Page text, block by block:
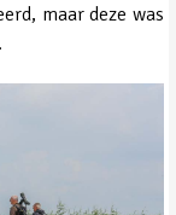
maar deze was